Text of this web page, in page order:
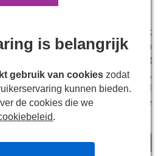
Jack
productie rond een
groep. Deze grappige, bruut
verkenning van verslaving,
heeft het publiek in Schotland al
en is nu ook in de hoofdstad te
informatie
is belangrijk
gebruik van cookies zodat
kunnen bieden.
de cookies die we
.